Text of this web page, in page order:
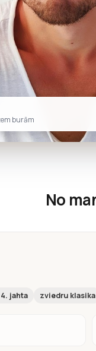
burām
No
jahta zviedru klasika